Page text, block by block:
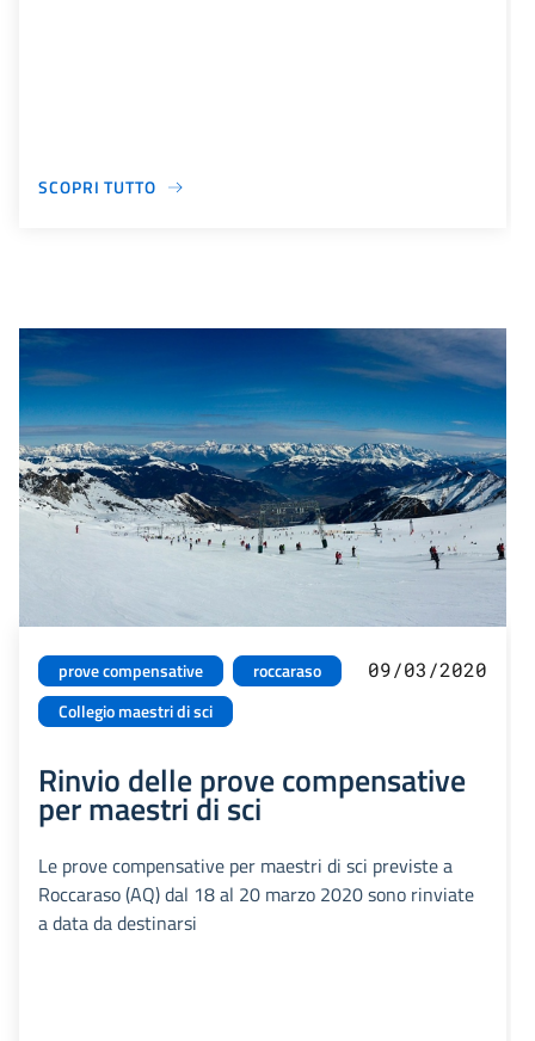
SCOPRI TUTTO
prove compensative
roccaraso
Collegio maestri di sci
09/03/2020
Rinvio delle prove compensative
per maestri di sci
Le prove compensative per maestri di sci previste a
Roccaraso (AQ) dal 18 al 20 marzo 2020 sono rinviate
a data da destinarsi